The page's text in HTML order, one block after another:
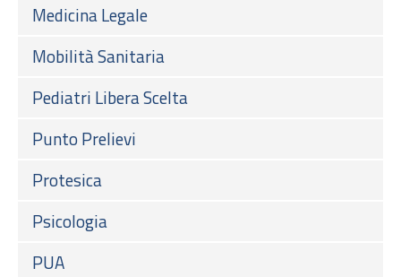
Medicina Legale
Mobilità Sanitaria
Pediatri Libera Scelta
Punto Prelievi
Protesica
Psicologia
PUA